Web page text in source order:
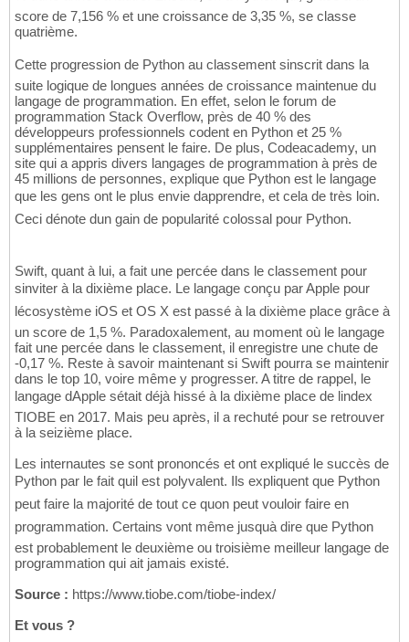
score de 7,156 % et une croissance de 3,35 %, se classe
quatrième.
Cette progression de Python au classement sinscrit dans la
suite logique de longues années de croissance maintenue du
langage de programmation. En effet, selon le forum de
programmation Stack Overflow, près de 40 % des
développeurs professionnels codent en Python et 25 %
supplémentaires pensent le faire. De plus, Codeacademy, un
site qui a appris divers langages de programmation à près de
45 millions de personnes, explique que Python est le langage
que les gens ont le plus envie dapprendre, et cela de très loin.
Ceci dénote dun gain de popularité colossal pour Python.
Swift, quant à lui, a fait une percée dans le classement pour
sinviter à la dixième place. Le langage conçu par Apple pour
lécosystème iOS et OS X est passé à la dixième place grâce à
un score de 1,5 %. Paradoxalement, au moment où le langage
fait une percée dans le classement, il enregistre une chute de
-0,17 %. Reste à savoir maintenant si Swift pourra se maintenir
dans le top 10, voire même y progresser. A titre de rappel, le
langage dApple sétait déjà hissé à la dixième place de lindex
TIOBE en 2017. Mais peu après, il a rechuté pour se retrouver
à la seizième place.
Les internautes se sont prononcés et ont expliqué le succès de
Python par le fait quil est polyvalent. Ils expliquent que Python
peut faire la majorité de tout ce quon peut vouloir faire en
programmation. Certains vont même jusquà dire que Python
est probablement le deuxième ou troisième meilleur langage de
programmation qui ait jamais existé.
Source : https://www.tiobe.com/tiobe-index/
Et vous ?